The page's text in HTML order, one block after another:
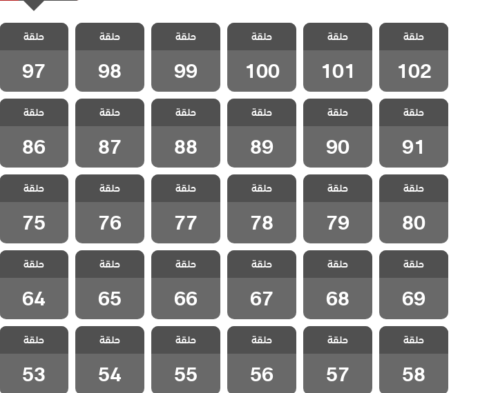
مسلسل ياسمين
مدبلج الحلقة
102 – Final
حلقة
102
مسلسل ياسمين
مدبلج الحلقة
101
حلقة
101
مسلسل ياسمين
مدبلج الحلقة
100
حلقة
100
مسلسل ياسمين
مدبلج الحلقة 99
حلقة
99
مسلسل ياسمين
مدبلج الحلقة 98
حلقة
98
مسلسل ياسمين
مدبلج الحلقة 97
حلقة
97
مسلسل ياسمين
مدبلج الحلقة 91
حلقة
91
مسلسل ياسمين
مدبلج الحلقة 90
حلقة
90
مسلسل ياسمين
مدبلج الحلقة 89
حلقة
89
مسلسل ياسمين
مدبلج الحلقة 88
حلقة
88
مسلسل ياسمين
مدبلج الحلقة 87
حلقة
87
مسلسل ياسمين
مدبلج الحلقة 86
حلقة
86
مسلسل ياسمين
مدبلج الحلقة 80
حلقة
80
مسلسل ياسمين
مدبلج الحلقة 79
حلقة
79
مسلسل ياسمين
مدبلج الحلقة 78
حلقة
78
مسلسل ياسمين
مدبلج الحلقة 77
حلقة
77
مسلسل ياسمين
مدبلج الحلقة 76
حلقة
76
مسلسل ياسمين
مدبلج الحلقة 75
حلقة
75
مسلسل ياسمين
مدبلج الحلقة 69
حلقة
69
مسلسل ياسمين
مدبلج الحلقة 68
حلقة
68
مسلسل ياسمين
مدبلج الحلقة 67
حلقة
67
مسلسل ياسمين
مدبلج الحلقة 66
حلقة
66
مسلسل ياسمين
مدبلج الحلقة 65
حلقة
65
مسلسل ياسمين
مدبلج الحلقة 64
حلقة
64
مسلسل ياسمين
مدبلج الحلقة 58
حلقة
58
مسلسل ياسمين
مدبلج الحلقة 57
حلقة
57
مسلسل ياسمين
مدبلج الحلقة 56
حلقة
56
مسلسل ياسمين
مدبلج الحلقة 55
حلقة
55
مسلسل ياسمين
مدبلج الحلقة 54
حلقة
54
مسلسل ياسمين
مدبلج الحلقة 53
حلقة
53